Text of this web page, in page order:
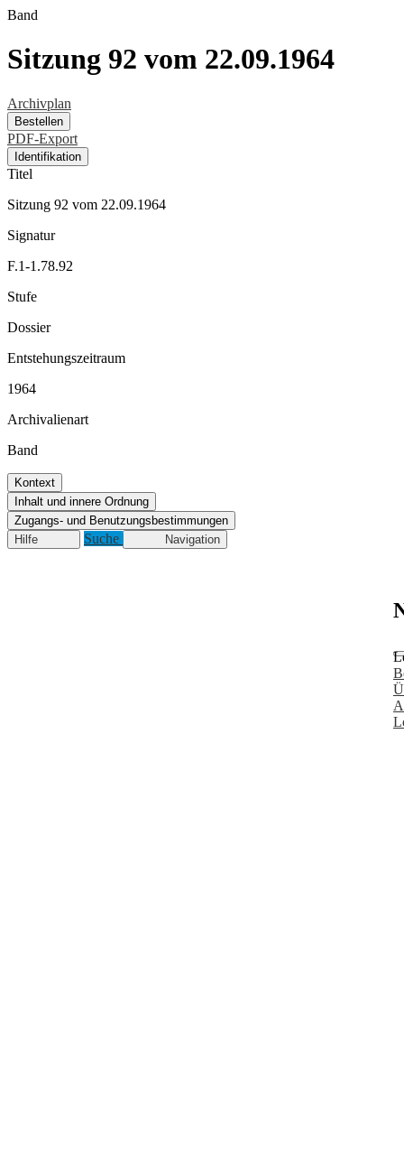
Band
Sitzung 92 vom 22.09.1964
Archivplan
Bestellen
PDF-Export
Identifikation
Titel
Sitzung 92 vom 22.09.1964
Signatur
F.1-1.78.92
Stufe
Dossier
Entstehungszeitraum
1964
Archivalienart
Band
Kontext
Inhalt und innere Ordnung
Zugangs- und Benutzungsbestimmungen
Hilfe
Suche Navigation